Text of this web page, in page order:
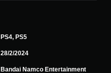
PS4, PS5
28/2/2024
Bandai Namco Entertainment